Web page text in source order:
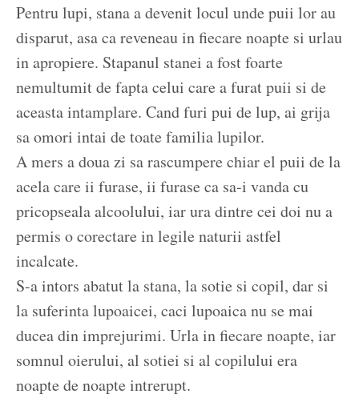
Pentru lupi, stana a devenit locul unde puii lor au
disparut, asa ca reveneau in fiecare noapte si urlau
in apropiere. Stapanul stanei a fost foarte
nemultumit de fapta celui care a furat puii si de
aceasta intamplare. Cand furi pui de lup, ai grija
sa omori intai de toate familia lupilor.
A mers a doua zi sa rascumpere chiar el puii de la
acela care ii furase, ii furase ca sa-i vanda cu
pricopseala alcoolului, iar ura dintre cei doi nu a
permis o corectare in legile naturii astfel
incalcate.
S-a intors abatut la stana, la sotie si copil, dar si
la suferinta lupoaicei, caci lupoaica nu se mai
ducea din imprejurimi. Urla in fiecare noapte, iar
somnul oierului, al sotiei si al copilului era
noapte de noapte intrerupt.